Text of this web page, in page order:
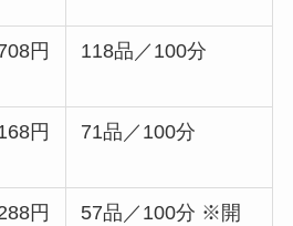
円 118品／100分
円 71品／100分
円 57品／100分 ※開